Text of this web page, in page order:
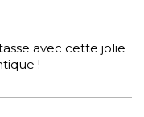
avec cette jolie
!